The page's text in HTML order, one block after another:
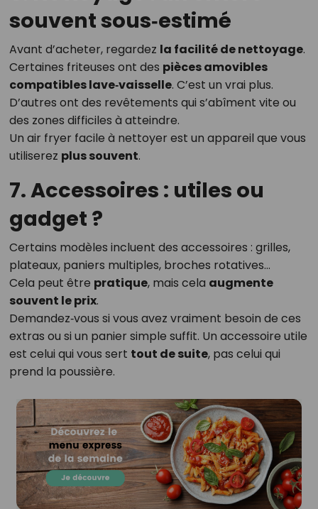
souvent sous‑estimé
Avant d’acheter, regardez la facilité de nettoyage.
Certaines friteuses ont des pièces amovibles
compatibles lave‑vaisselle. C’est un vrai plus.
D’autres ont des revêtements qui s’abîment vite ou
des zones difficiles à atteindre.
Un air fryer facile à nettoyer est un appareil que vous
utiliserez plus souvent.
7. Accessoires : utiles ou
gadget ?
Certains modèles incluent des accessoires : grilles,
plateaux, paniers multiples, broches rotatives…
Cela peut être pratique, mais cela augmente
souvent le prix.
Demandez‑vous si vous avez vraiment besoin de ces
extras ou si un panier simple suffit. Un accessoire utile
est celui qui vous sert tout de suite, pas celui qui
prend la poussière.